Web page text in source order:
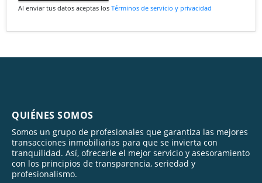
Al enviar tus datos aceptas los Términos de servicio y privacidad
QUIÉNES SOMOS
Somos un grupo de profesionales que garantiza las mejores
transacciones inmobiliarias para que se invierta con
tranquilidad. Así, ofrecerle el mejor servicio y asesoramiento
con los principios de transparencia, seriedad y
profesionalismo.